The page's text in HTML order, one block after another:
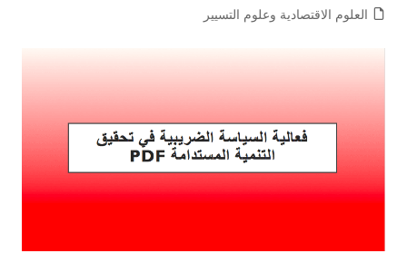
العلوم الاقتصادية وعلوم التسيير